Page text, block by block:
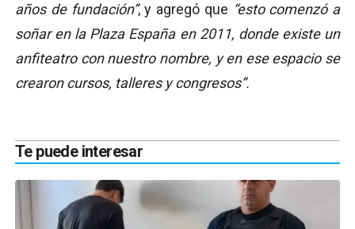
años de fundación”, y agregó que “esto comenzó a
soñar en la Plaza España en 2011, donde existe un
anfiteatro con nuestro nombre, y en ese espacio se
crearon cursos, talleres y congresos”.
Te puede interesar